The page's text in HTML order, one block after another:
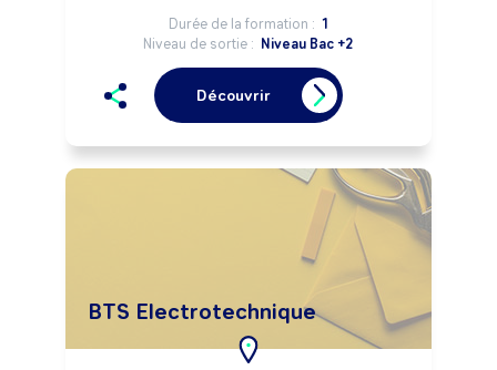
Durée de la formation : 1
Niveau de sortie : Niveau Bac +2
Découvrir
BTS Electrotechnique